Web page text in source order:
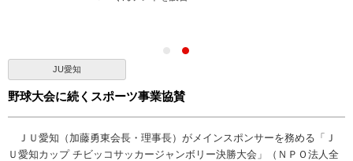
JU愛知
野球大会に続くスポーツ事業協賛
ＪＵ愛知（加藤勇東会長・理事長）がメインスポンサーを務める「Ｊ
Ｕ愛知カップ チビッコサッカージャンボリー決勝大会」（ＮＰＯ法人全